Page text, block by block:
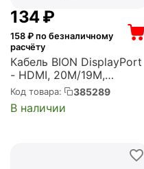
‍134‍₽
158 ₽ по безналичному
расчёту
Кабель BION DisplayPort
- HDMI, 20M/19M,
однонаправленный
конвертор сигнала с
DisplayPort в HDMI, 1м,
Код товара: 385289
В наличии